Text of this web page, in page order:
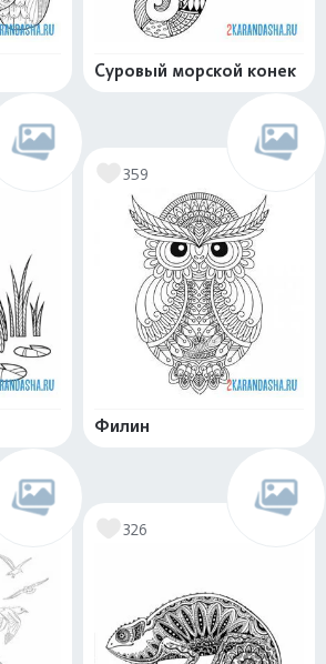
Суровый морской конек
359
Филин
326